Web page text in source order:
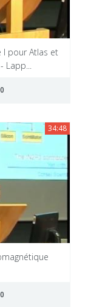
I pour Atlas et
34:48